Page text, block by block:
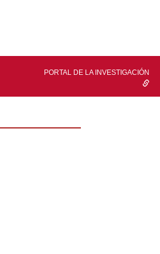
PORTAL DE LA INVESTIGACIÓN